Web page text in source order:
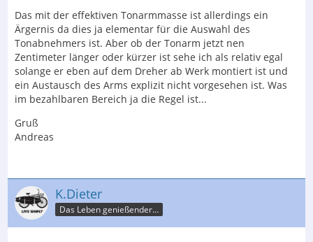
Das mit der effektiven Tonarmmasse ist allerdings ein
Ärgernis da dies ja elementar für die Auswahl des
Tonabnehmers ist. Aber ob der Tonarm jetzt nen
Zentimeter länger oder kürzer ist sehe ich als relativ egal
solange er eben auf dem Dreher ab Werk montiert ist und
ein Austausch des Arms explizit nicht vorgesehen ist. Was
im bezahlbaren Bereich ja die Regel ist...
Gruß
Andreas
K.Dieter
Das Leben genießender Krebspatient